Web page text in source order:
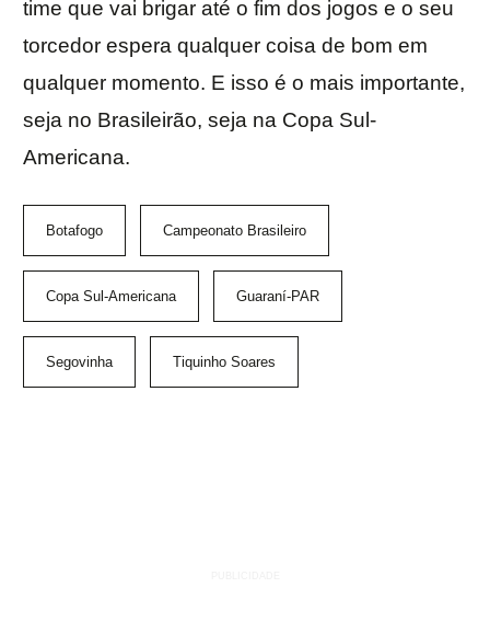
time que vai brigar até o fim dos jogos e o seu
torcedor espera qualquer coisa de bom em
qualquer momento. E isso é o mais importante,
seja no Brasileirão, seja na Copa Sul-
Americana.
Botafogo Campeonato Brasileiro
Copa Sul-Americana Guaraní-PAR
Segovinha Tiquinho Soares